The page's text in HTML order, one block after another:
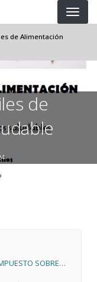
de Alimentación
de
SOBRE